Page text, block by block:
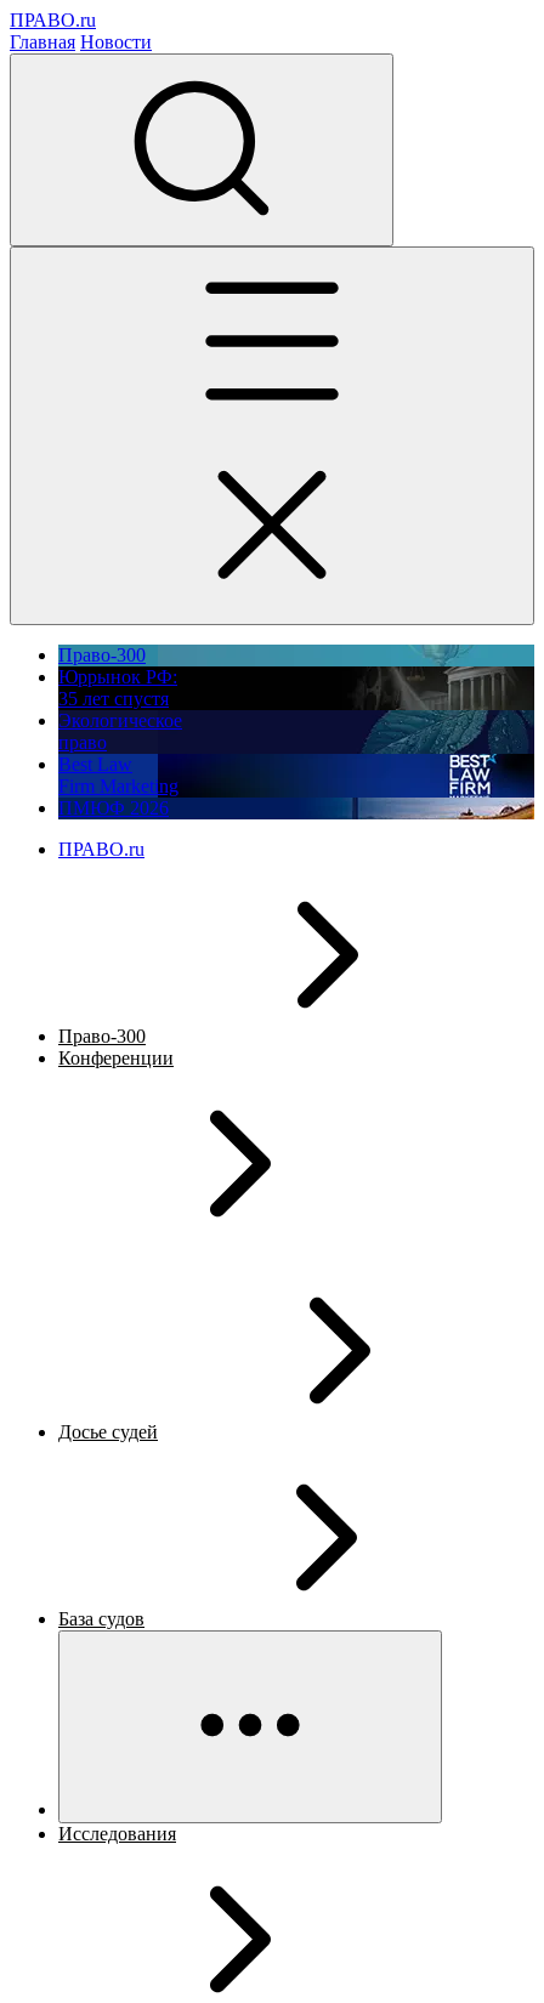
ПРАВО.ru
Главная Новости
Право-300
Юррынок РФ:
35 лет спустя
Экологическое
право
Best Law
Firm Marketing
ПМЮФ 2026
ПРАВО.ru
Право-300
Конференции
Досье судей
База судов
Исследования